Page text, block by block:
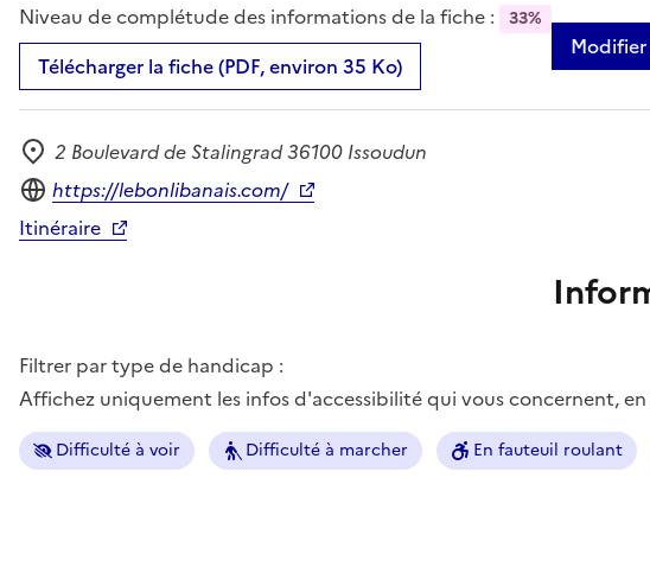
Niveau de complétude des informations de la fiche : 33%
Télécharger la fiche (PDF, environ 35 Ko)
Adresse
2 Boulevard de Stalingrad 36100 Issoudun
Site internet
https://lebonlibanais.com/
Itinéraire
Filtrer par type de handicap :
Affichez uniquement les infos d'accessibilité qui vous concernent,
Difficulté à voir Difficulté à marcher En fauteuil roulant